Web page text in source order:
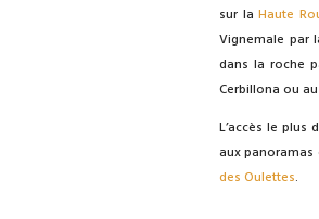
sur laHaute
Vignemale par
dans la roche
Cerbillona ou
L’accès le plus
aux panoramas
des Oulettes.